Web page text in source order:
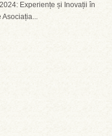
Experiențe și Inovații în
Asociația...